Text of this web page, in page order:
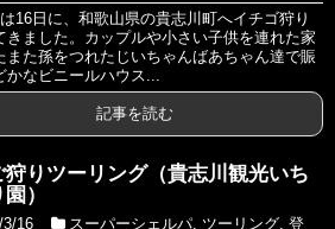
ング記録追加（紀の川フルーツライ
ング記録追加（道の駅テラス）
ング記録追加（宝来山神社）
像変更
過去の更新記録
16日に、和歌山県の貴志川町へイチゴ狩り
きました。カップルや小さい子供を連れた家
また孫をつれたじいちゃんばあちゃん達で賑
かなビニールハウス...
記事を読む
狩りツーリング（貴志川観光いち
）
3/16 スーパーシェルパ, ツーリング, 登